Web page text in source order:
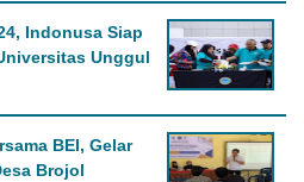
Indonusa Siap
Unggul
BEI, Gelar
Brojol